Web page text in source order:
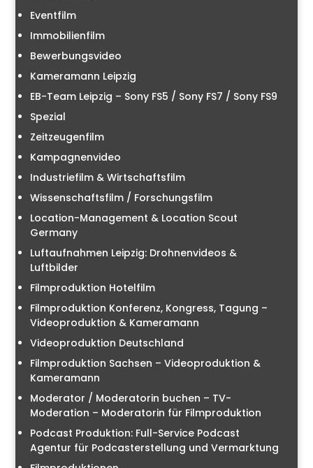
Eventfilm
Immobilienfilm
Bewerbungsvideo
Kameramann Leipzig
EB-Team Leipzig – Sony FS5 / Sony FS7 / Sony FS9
Spezial
Zeitzeugenfilm
Kampagnenvideo
Industriefilm & Wirtschaftsfilm
Wissenschaftsfilm / Forschungsfilm
Location-Management & Location Scout
Germany
Luftaufnahmen Leipzig: Drohnenvideos &
Luftbilder
Filmproduktion Hotelfilm
Filmproduktion Konferenz, Kongress, Tagung –
Videoproduktion & Kameramann
Videoproduktion Deutschland
Filmproduktion Sachsen – Videoproduktion &
Kameramann
Moderator / Moderatorin buchen – TV-
Moderation – Moderatorin für Filmproduktion
Podcast Produktion: Full-Service Podcast
Agentur für Podcasterstellung und Vermarktung